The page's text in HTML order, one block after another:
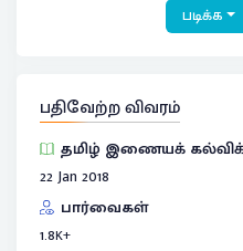
படிக்க
பதிவேற்ற விவரம்
தமிழ் இணையக்
22 Jan 2018
பார்வைகள்
1.8K+